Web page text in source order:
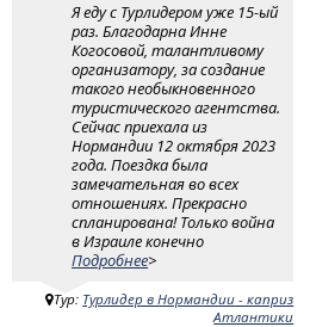
Я еду с Турлидером уже 15-ый
раз. Благодарна Инне
Когосовой, талантливому
организатору, за создание
такого необыкновенного
туристического агентства.
Сейчас приехала из
Нормандии 12 октября 2023
года. Поездка была
замечательная во всех
отношениях. Прекрасно
спланирована! Только война
в Израиле конечно
Подробнее>
Тур: Турлидер в Нормандии - каприз
Атлантики